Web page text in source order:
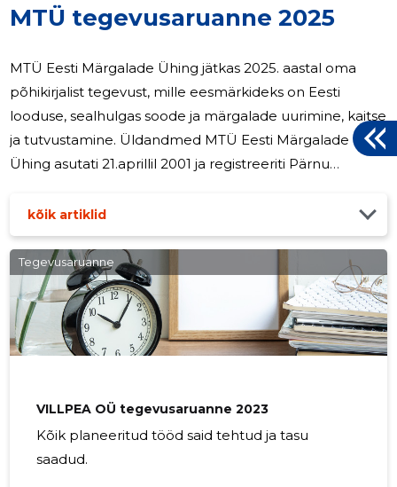
MTÜ tegevusaruanne 2025
MTÜ Eesti Märgalade Ühing jätkas 2025. aastal oma
põhikirjalist tegevust, mille eesmärkideks on Eesti
looduse, sealhulgas soode ja märgalade uurimine, kaitse
ja tutvustamine. Üldandmed MTÜ Eesti Märgalade
Ühing asutati 21.aprillil 2001 ja registreeriti Pärnu
registrikoodiga 80159743. Ühingu eesmärgiks on aidata
kaasa Eesti märgalade (loodus)väärtuste
teadvustamisele, märgalade kaitsele ja arukale
majandamisele, märgalade ja nendega seonduvate
loodusressursside säästlikule kasutamisele. Ühingus on
37 liiget. Juhatus Juhatuse esimees:
kõik artiklid
Tegevusaruanne
VILLPEA OÜ tegevusaruanne 2023
Kõik planeeritud tööd said tehtud ja tasu
saadud.